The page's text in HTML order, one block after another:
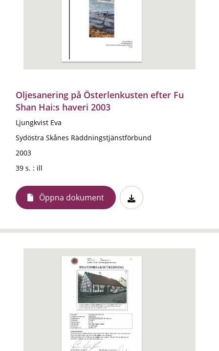
Oljesanering på Österlenkusten efter Fu
Shan Hai:s haveri 2003
Ljungkvist Eva
Sydöstra Skånes Räddningstjänstförbund
2003
39 s. : ill
Öppna dokument